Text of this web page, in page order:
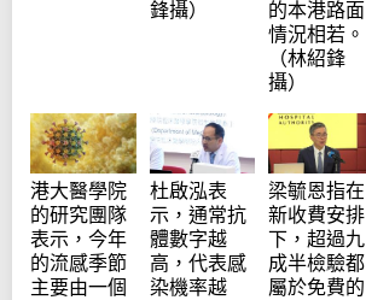
鋒攝）
的本港路面
情況相若。
（林紹鋒
攝）
港大醫學院
的研究團隊
表示，今年
的流感季節
主要由一個
杜啟泓表
示，通常抗
體數字越
高，代表感
染機率越
梁毓恩指在
新收費安排
下，超過九
成半檢驗都
屬於免費的